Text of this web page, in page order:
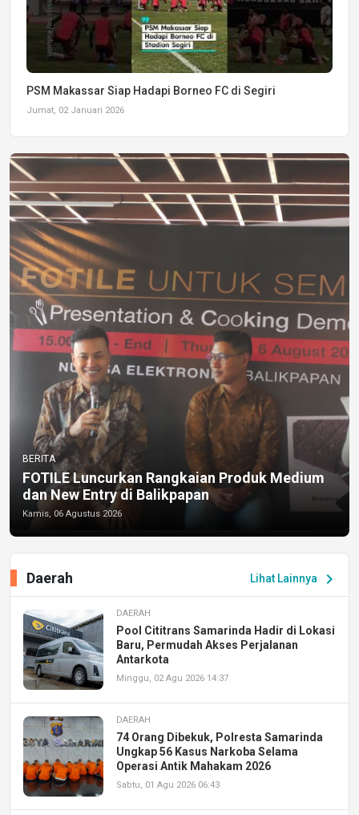
PSM Makassar Siap Hadapi Borneo FC di Segiri
Jumat, 02 Januari 2026
BERITA
FOTILE Luncurkan Rangkaian Produk Medium
dan New Entry di Balikpapan
Kamis, 06 Agustus 2026
Lihat Lainnya chevron_right
Daerah
DAERAH
Pool Cititrans Samarinda Hadir di Lokasi
Baru, Permudah Akses Perjalanan
Antarkota
Minggu, 02 Agu 2026 14:37
DAERAH
74 Orang Dibekuk, Polresta Samarinda
Ungkap 56 Kasus Narkoba Selama
Operasi Antik Mahakam 2026
Sabtu, 01 Agu 2026 06:43